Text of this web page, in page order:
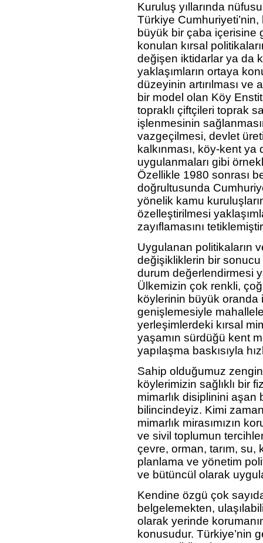
Kuruluş yıllarında
Türkiye
büyük bir çaba içerisine
konulan kırsal
değişen iktidarlar ya da
yaklaşımların ortaya
düzeyinin artırılması ve
bir model olan Köy
topraklı çiftçileri toprak
işlenmesinin
vazgeçilmesi, devlet
kalkınması, köy-kent ya
uygulanmaları gibi
Özellikle 1980 sonrası
doğrultusunda
yönelik kamu
özelleştirilmesi
zayıflamasını
Uygulanan politikaların
değişikliklerin bir sonucu
durum değerlendirmesi
Ülkemizin çok renkli,
köylerinin büyük oranda
genişlemesiyle
yerleşimlerdeki kırsal
yaşamın sürdüğü kent
yapılaşma baskısıyla
Sahip olduğumuz zengin
köylerimizin sağlıklı bir
mimarlık disiplinini
bilincindeyiz. Kimi
mimarlık mirasımızın
ve sivil toplumun
çevre, orman, tarım, su,
planlama ve yönetim
ve bütüncül olarak
Kendine özgü çok
belgelemekten,
olarak yerinde
konusudur. Türkiye’nin